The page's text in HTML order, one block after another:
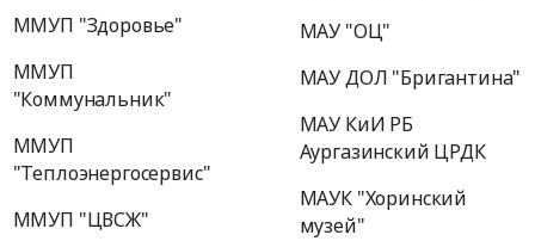
ММУП "Здоровье"
ММУП
"Коммунальник"
ММУП
"Теплоэнергосервис"
ММУП "ЦВСЖ"
МАУ "ОЦ"
МАУ ДОЛ "Бригантина"
МАУ КиИ РБ
Аургазинский ЦРДК
МАУК "Хоринский
музей"